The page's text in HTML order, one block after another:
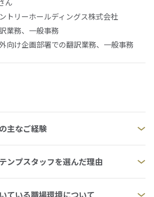
0120-106-102
ご用意しています
トリーホールディングス株式会社
業務、一般事務
向け企画部署での翻訳業務、一般事務
主なご経験
ンプスタッフを選んだ理由
ている職場環境について